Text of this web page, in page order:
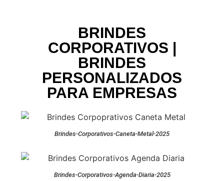
BRINDES
CORPORATIVOS |
BRINDES
PERSONALIZADOS
PARA EMPRESAS
Brindes-Corporativos-Caneta-Metal-2025
Brindes-Corporativos-Agenda-Diaria-2025